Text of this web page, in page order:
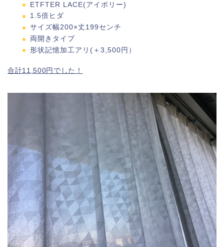
ETFTER LACE(アイボリー)
1.5倍ヒダ
サイズ幅200×丈199センチ
両開きタイプ
形状記憶加工アリ(＋3,500円）
合計11,500円でした！